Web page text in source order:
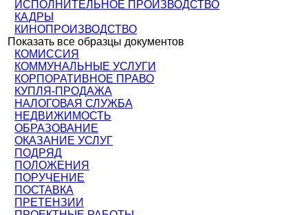
ИСПОЛНИТЕЛЬНОЕ ПРОИЗВОДСТВО
КАДРЫ
КИНОПРОИЗВОДСТВО
Показать все образцы документов
КОМИССИЯ
КОММУНАЛЬНЫЕ УСЛУГИ
КОРПОРАТИВНОЕ ПРАВО
КУПЛЯ-ПРОДАЖА
НАЛОГОВАЯ СЛУЖБА
НЕДВИЖИМОСТЬ
ОБРАЗОВАНИЕ
ОКАЗАНИЕ УСЛУГ
ПОДРЯД
ПОЛОЖЕНИЯ
ПОРУЧЕНИЕ
ПОСТАВКА
ПРЕТЕНЗИИ